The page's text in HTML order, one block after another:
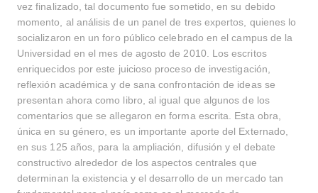
vez finalizado, tal documento fue sometido, en su debido
momento, al análisis de un panel de tres expertos, quienes lo
socializaron en un foro público celebrado en el campus de la
Universidad en el mes de agosto de 2010. Los escritos
enriquecidos por este juicioso proceso de investigación,
reflexión académica y de sana confrontación de ideas se
presentan ahora como libro, al igual que algunos de los
comentarios que se allegaron en forma escrita. Esta obra,
única en su género, es un importante aporte del Externado,
en sus 125 años, para la ampliación, difusión y el debate
constructivo alrededor de los aspectos centrales que
determinan la existencia y el desarrollo de un mercado tan